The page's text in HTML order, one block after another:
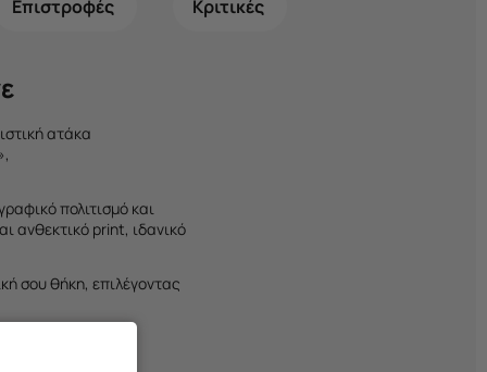
Επιστροφές Κριτικές
ατάκα
πολιτισμό και
ανθεκτικό print, ιδανικό
σου θήκη, επιλέγοντας